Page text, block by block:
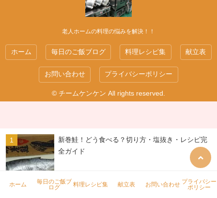
老人ホームの料理の悩みを解決！！
ホーム 毎日のご飯ブログ 料理レシピ集 献立表
お問い合わせ プライバシーポリシー
© チームケンケン All rights reserved.
ホーム
毎日のご飯ブ
ログ
料理レシピ集 献立表 お問い合わせ プライバシー
ポリシー
新巻鮭！どう食べる？切り方・塩抜き・レシピ完
全ガイド